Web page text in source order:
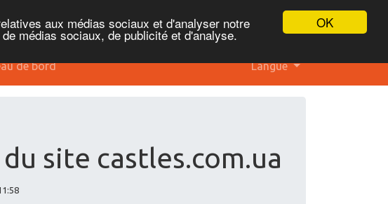
OK
aux médias sociaux et d'analyser notre
médias sociaux, de publicité et d'analyse.
de bord Langue
site castles.com.ua